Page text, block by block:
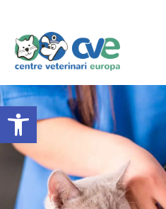
Obre la barra d'eines